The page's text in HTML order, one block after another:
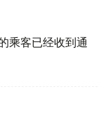
乘客已经收到通